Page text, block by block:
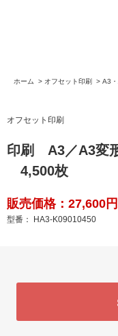
ホーム > オフセット印刷 > A3
オフセット印刷
印刷 A3／A3変
4,500枚
販売価格：27,600
型番： HA3-K09010450